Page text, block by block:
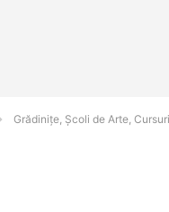
Grădinițe, Școli de Arte,